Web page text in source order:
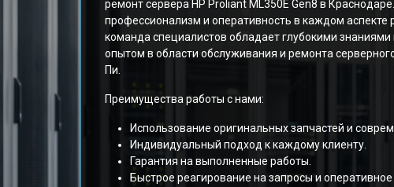
ремонт сервера HP Proliant ML350E Gen8 в
профессионализм и оперативность в каждом аспекте
команда специалистов обладает глубокими знаниями
опытом в области обслуживания и ремонта
Пи.
Преимущества работы с нами:
Использование оригинальных запчастей и
Индивидуальный подход к каждому клиенту.
Гарантия на выполненные работы.
Быстрое реагирование на запросы и